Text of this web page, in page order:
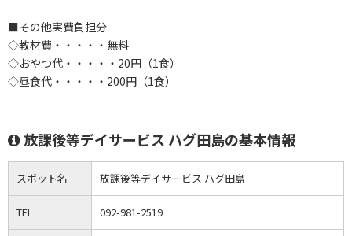
■その他実費負担分
◇教材費・・・・・無料
◇おやつ代・・・・・20円（1食）
◇昼食代・・・・・200円（1食）
放課後等デイサービス ハグ田島の基本情報
スポット名 放課後等デイサービス ハグ田島
TEL 092-981-2519